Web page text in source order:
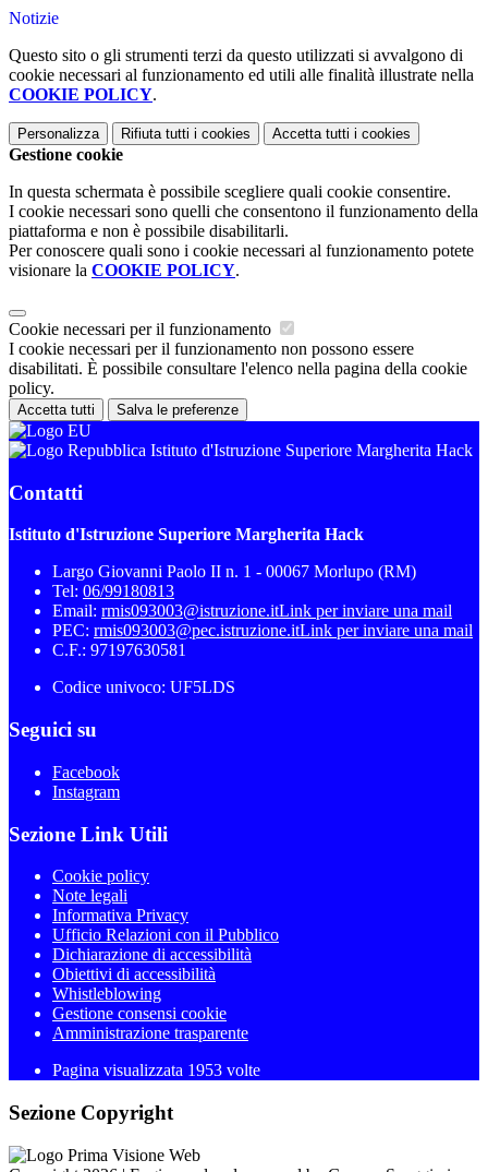
Notizie
Questo sito o gli strumenti terzi da questo utilizzati si avvalgono di
cookie necessari al funzionamento ed utili alle finalità illustrate nella
COOKIE POLICY.
Personalizza Rifiuta tutti i cookies Accetta tutti i cookies
Gestione cookie
In questa schermata è possibile scegliere quali cookie consentire.
I cookie necessari sono quelli che consentono il funzionamento della
piattaforma e non è possibile disabilitarli.
Per conoscere quali sono i cookie necessari al funzionamento potete
visionare la COOKIE POLICY.
Cookie necessari per il funzionamento
I cookie necessari per il funzionamento non possono essere
disabilitati. È possibile consultare l'elenco nella pagina della cookie
policy.
Accetta tutti Salva le preferenze
Istituto d'Istruzione Superiore Margherita Hack
Contatti
Istituto d'Istruzione Superiore Margherita Hack
Largo Giovanni Paolo II n. 1 - 00067 Morlupo (RM)
Tel: 06/99180813
Email: rmis093003@istruzione.itLink per inviare una mail
PEC: rmis093003@pec.istruzione.itLink per inviare una mail
C.F.: 97197630581
Codice univoco: UF5LDS
Seguici su
Facebook
Instagram
Sezione Link Utili
Cookie policy
Note legali
Informativa Privacy
Ufficio Relazioni con il Pubblico
Dichiarazione di accessibilità
Obiettivi di accessibilità
Whistleblowing
Gestione consensi cookie
Amministrazione trasparente
Pagina visualizzata 1953 volte
Sezione Copyright